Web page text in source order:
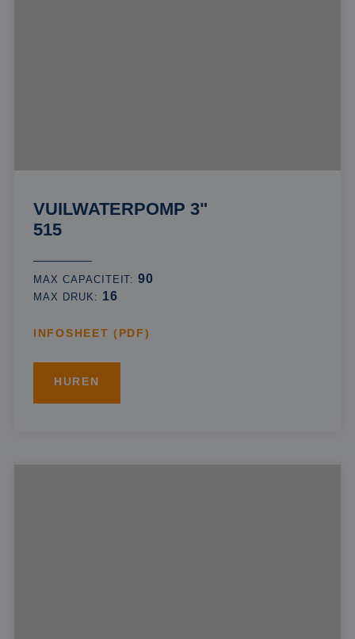
VUILWATERPOMP 3"
515
MAX CAPACITEIT:90
MAX DRUK: 16
INFOSHEET (PDF)
HUREN